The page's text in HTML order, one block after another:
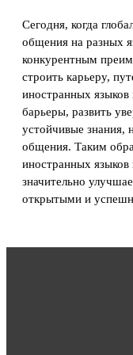
Сегодня, когда
общения на разных
конкурентным
строить карьеру,
иностранных
барьеры, развить
устойчивые знания,
общения. Таким
иностранных
значительно
открытыми и